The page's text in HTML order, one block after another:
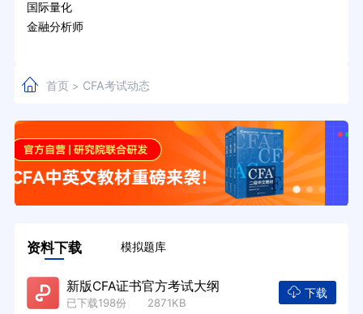
国际量化
金融分析师
首页> CFA考试动态
资料下载 模拟题库
新版CFA证书官方考试大纲
已下载198份 2871KB
下载